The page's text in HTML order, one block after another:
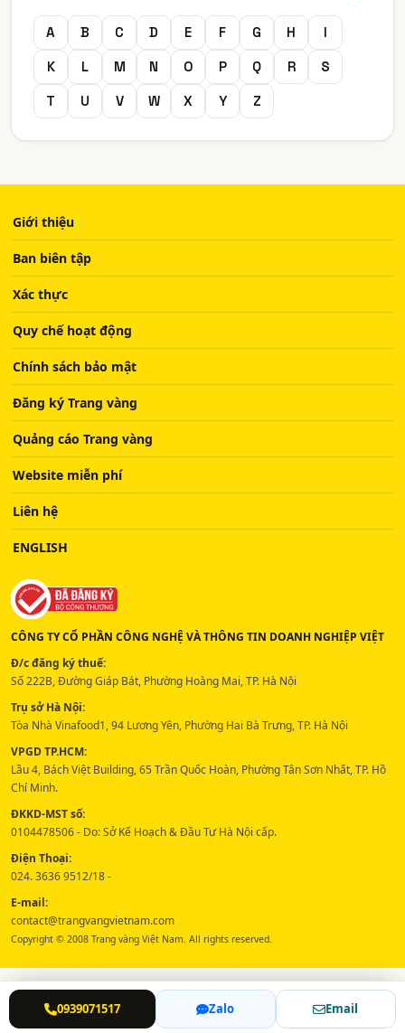
0939071517 Zalo Email
A B C D E F G H
I
K
L M N O P Q R
S
T
U V W X Y Z
Giới thiệu
Ban biên tập
Xác thực
Quy chế hoạt động
Chính sách bảo mật
Đăng ký Trang vàng
Quảng cáo Trang vàng
Website miễn phí
Liên hệ
ENGLISH
CÔNG TY CỔ PHẦN CÔNG NGHỆ VÀ THÔNG TIN DOANH NGHIỆP VIỆT
Đ/c đăng ký thuế:
Số 222B, Đường Giáp Bát, Phường Hoàng Mai, TP. Hà Nội
Trụ sở Hà Nội:
Tòa Nhà Vinafood1, 94 Lương Yên, Phường Hai Bà Trưng, TP. Hà Nội
VPGD TP.HCM:
Lầu 4, Bách Việt Building, 65 Trần Quốc Hoàn, Phường Tân Sơn Nhất, TP. Hồ
Chí Minh.
ĐKKD-MST số:
0104478506 - Do: Sở Kế Hoạch & Đầu Tư Hà Nội cấp.
Điện Thoại:
024. 3636 9512/18 -
E-mail:
contact@trangvangvietnam.com
Copyright © 2008 Trang vàng Việt Nam. All rights reserved.